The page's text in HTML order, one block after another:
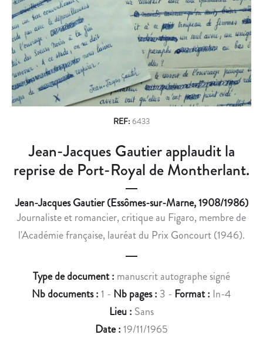
a
v
i
g
a
i
o
n
R
S
O
N
D
D
D
R
A
T
U
V
L
E
C
H
E
N
V
A
S
E
REF: 6433
Jean-Jacques Gautier applaudit la
reprise de Port-Royal de Montherlant.
Jean-Jacques Gautier (Essômes-sur-Marne, 1908/1986)
Journaliste et romancier, critique au Figaro, membre de
l'Académie française, lauréat du Prix Goncourt (1946).
Type de document : manuscrit autographe signé
Nb documents :1 - Nb pages : 3 - Format : In-4
Lieu : Sans
Date :19/11/1965